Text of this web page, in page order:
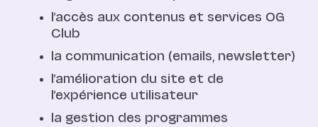
l’accès aux contenus et services OG
Club
la communication (emails, newsletter)
l’amélioration du site et de
l’expérience utilisateur
la gestion des programmes